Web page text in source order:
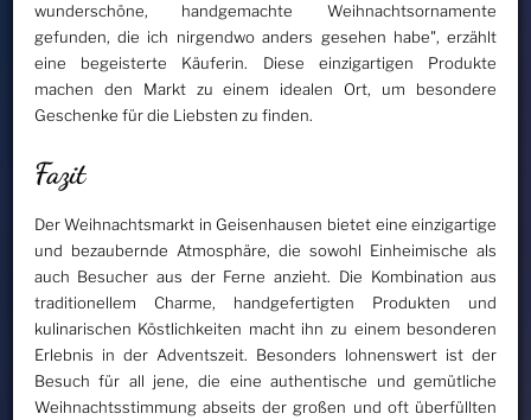
wunderschöne, handgemachte Weihnachtsornamente
gefunden, die ich nirgendwo anders gesehen habe", erzählt
eine begeisterte Käuferin. Diese einzigartigen Produkte
machen den Markt zu einem idealen Ort, um besondere
Geschenke für die Liebsten zu finden.
Fazit
Der Weihnachtsmarkt in Geisenhausen bietet eine einzigartige
und bezaubernde Atmosphäre, die sowohl Einheimische als
auch Besucher aus der Ferne anzieht. Die Kombination aus
traditionellem Charme, handgefertigten Produkten und
kulinarischen Köstlichkeiten macht ihn zu einem besonderen
Erlebnis in der Adventszeit. Besonders lohnenswert ist der
Besuch für all jene, die eine authentische und gemütliche
Weihnachtsstimmung abseits der großen und oft überfüllten